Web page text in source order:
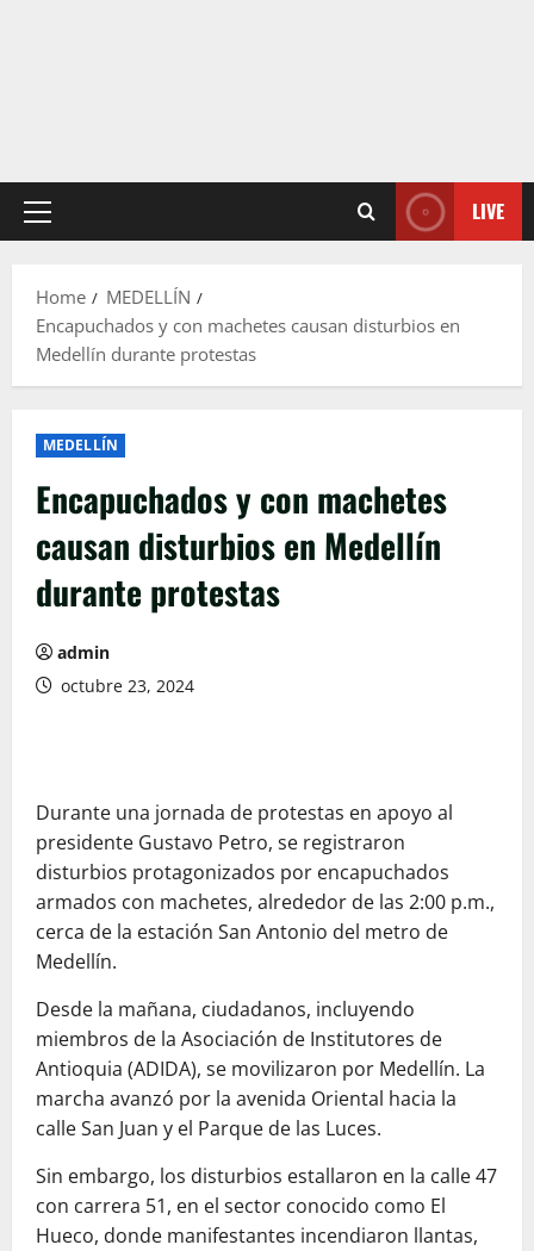
Primary
LIVE
Home
MEDELLÍN
Encapuchados y con machetes causan disturbios en
Medellín durante protestas
MEDELLÍN
Encapuchados y con machetes
causan disturbios en Medellín
durante protestas
admin
octubre 23, 2024
Durante una jornada de protestas en apoyo al
presidente Gustavo Petro, se registraron
disturbios protagonizados por encapuchados
armados con machetes, alrededor de las 2:00 p.m.,
cerca de la estación San Antonio del metro de
Medellín.
Desde la mañana, ciudadanos, incluyendo
miembros de la Asociación de Institutores de
Antioquia (ADIDA), se movilizaron por Medellín. La
marcha avanzó por la avenida Oriental hacia la
calle San Juan y el Parque de las Luces.
Sin embargo, los disturbios estallaron en la calle 47
con carrera 51, en el sector conocido como El
Hueco, donde manifestantes incendiaron llantas,